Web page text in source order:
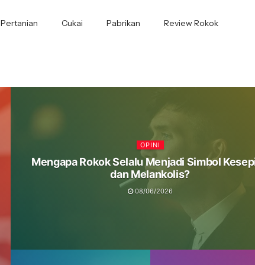
Pertanian Cukai Pabrikan Review Rokok
OPINI
Mengapa Rokok Selalu Menjadi Simbol
dan Melankolis?
08/06/2026